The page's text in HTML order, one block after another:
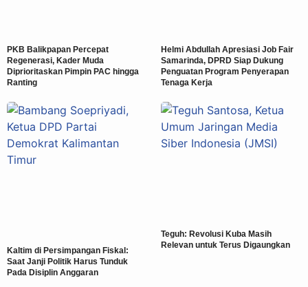
PKB Balikpapan Percepat
Regenerasi, Kader Muda
Diprioritaskan Pimpin PAC hingga
Ranting
Helmi Abdullah Apresiasi Job Fair
Samarinda, DPRD Siap Dukung
Penguatan Program Penyerapan
Tenaga Kerja
Kaltim di Persimpangan Fiskal:
Saat Janji Politik Harus Tunduk
Pada Disiplin Anggaran
Teguh: Revolusi Kuba Masih
Relevan untuk Terus Digaungkan